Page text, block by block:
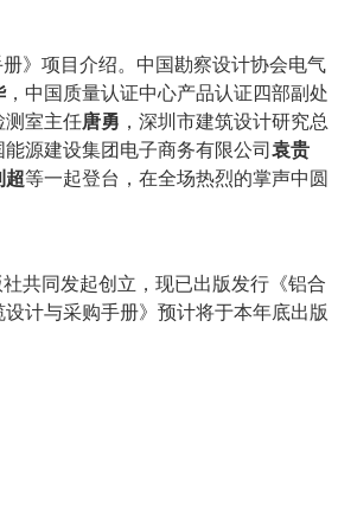
》项目介绍。中国勘察设计协会电气
，中国质量认证中心产品认证四部副处
测室主任唐勇 ，深圳市建筑设计研究总
能源建设集团电子商务有限公司 袁贵
超等一起登台，在全场热烈的掌声中圆
共同发起创立，现已出版发行《铝合
计与采购手册》预计将于本年底出版